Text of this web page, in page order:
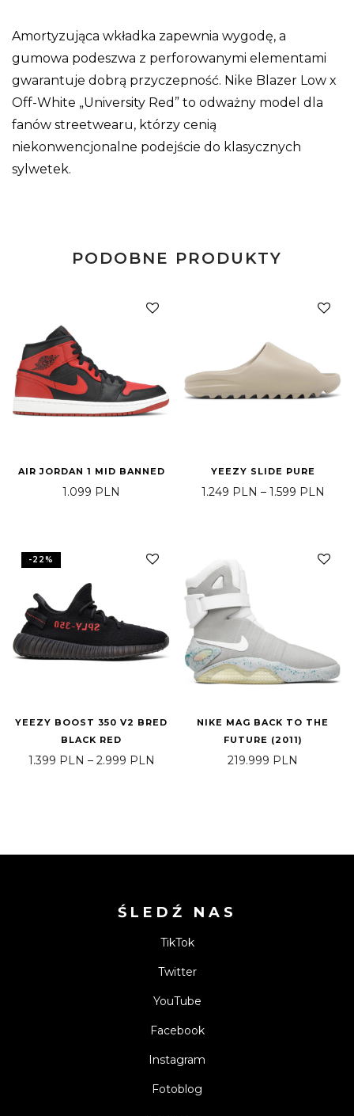
Amortyzująca wkładka zapewnia wygodę, a
gumowa podeszwa z perforowanymi elementami
gwarantuje dobrą przyczepność. Nike Blazer Low x
Off-White „University Red” to odważny model dla
fanów streetwearu, którzy cenią
niekonwencjonalne podejście do klasycznych
sylwetek.
PODOBNE PRODUKTY
AIR JORDAN 1 MID BANNED
1.099 PLN
YEEZY SLIDE PURE
1.249 PLN – 1.599 PLN
-22%
YEEZY BOOST 350 V2 BRED
BLACK RED
1.399 PLN – 2.999 PLN Zakres cen: od 1.399 PLN do 2.999
NIKE MAG BACK TO THE
FUTURE (2011)
219.999 PLN
ŚLEDŹ NAS
TikTok
Twitter
YouTube
Facebook
Instagram
Fotoblog